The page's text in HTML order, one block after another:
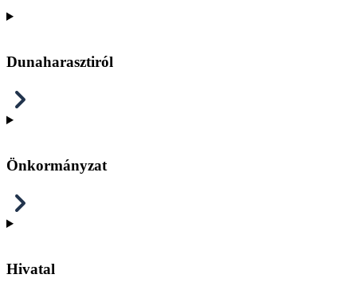
Dunaharasztiról
Önkormányzat
Hivatal